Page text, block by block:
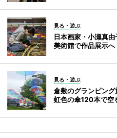
見る・遊ぶ
日本画家・小瀬真
美術館で作品展示へ
見る・遊ぶ
倉敷のグランピン
虹色の傘120本で空